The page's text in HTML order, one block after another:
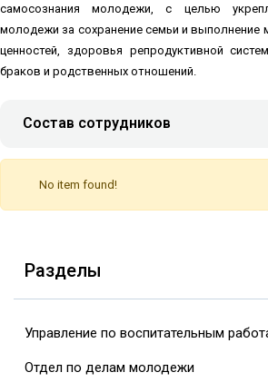
самосознания молодежи, с целью
молодежи за сохранение семьи и выполнение
ценностей, здоровья репродуктивной
браков и родственных отношений.
Состав сотрудников
No item found!
Разделы
Управление по воспитательным
Отдел по делам молодежи